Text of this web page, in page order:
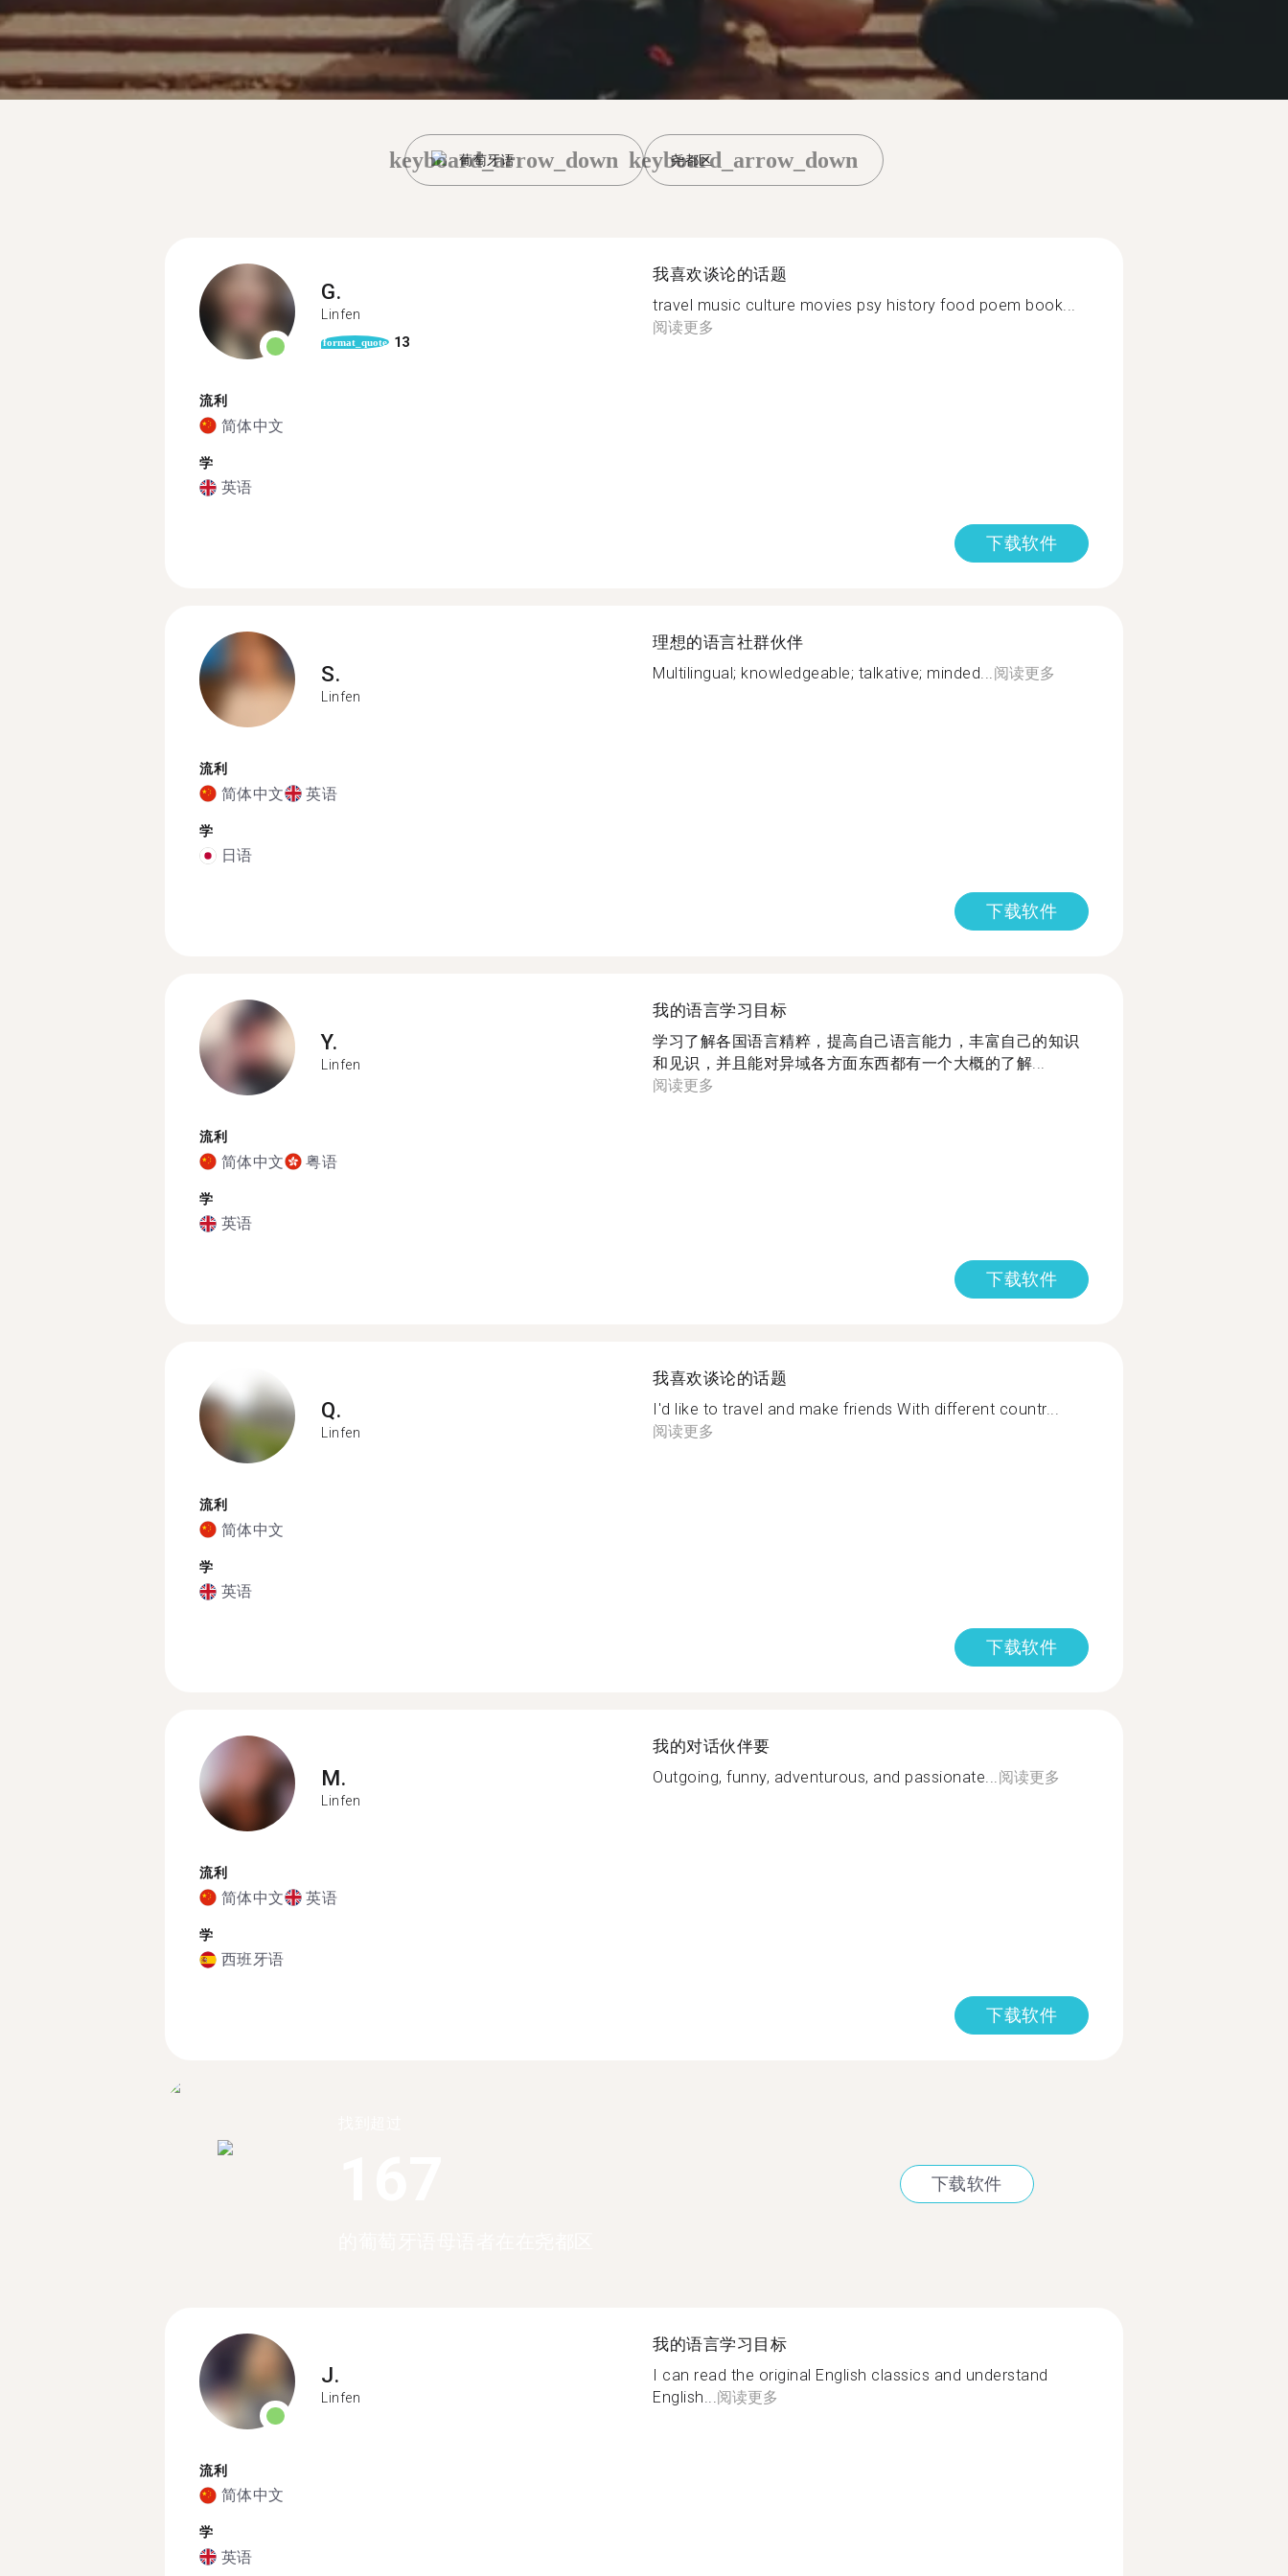
葡萄牙语
keyboard_arrow_down 尧都区
keyboard_arrow_down
G.
Linfen
format_quote 13
流利
简体中文
学
英语
我喜欢谈论的话题
travel music culture movies psy history food poem book...
阅读更多
下载软件
S.
Linfen
流利
简体中文 英语
学
日语
理想的语言社群伙伴
Multilingual; knowledgeable; talkative; minded...阅读更多
下载软件
Y.
Linfen
流利
简体中文 粤语
学
英语
我的语言学习目标
学习了解各国语言精粹，提高自己语言能力，丰富自己的知识
和见识，并且能对异域各方面东西都有一个大概的了解...
阅读更多
下载软件
Q.
Linfen
流利
简体中文
学
英语
我喜欢谈论的话题
I'd like to travel and make friends With different countr...
阅读更多
下载软件
M.
Linfen
流利
简体中文 英语
学
西班牙语
我的对话伙伴要
Outgoing, funny, adventurous, and passionate...阅读更多
下载软件
下载软件
J.
Linfen
流利
简体中文
学
英语
我的语言学习目标
I can read the original English classics and understand
English... 阅读更多